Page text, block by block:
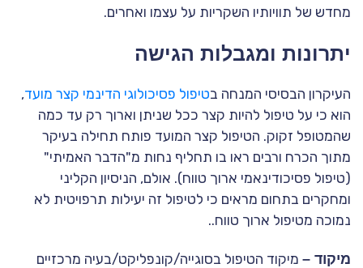
מחדש של תוויותיו השקריות על עצמו ואחרים.
יתרונות ומגבלות הגישה
העיקרון הבסיסי המנחה בטיפול פסיכולוגי הדינמי קצר מועד,
הוא כי על טיפול להיות קצר ככל שניתן וארוך רק עד כמה
שהמטופל זקוק. הטיפול קצר המועד פותח תחילה בעיקר
מתוך הכרח ורבים ראו בו תחליף נחות מ"הדבר האמיתי"
(טיפול פסיכודינאמי ארוך טווח). אולם, הניסיון הקליני
ומחקרים בתחום מראים כי לטיפול זה יעילות תרפויטית לא
נמוכה מטיפול ארוך טווח..
מיקוד – מיקוד הטיפול בסוגייה/קונפליקט/בעיה מרכזיים